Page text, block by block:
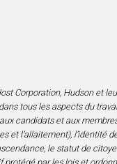
Corporation, Hudson et
tous les aspects du
candidats et aux
et l’allaitement), l’identité
le statut de